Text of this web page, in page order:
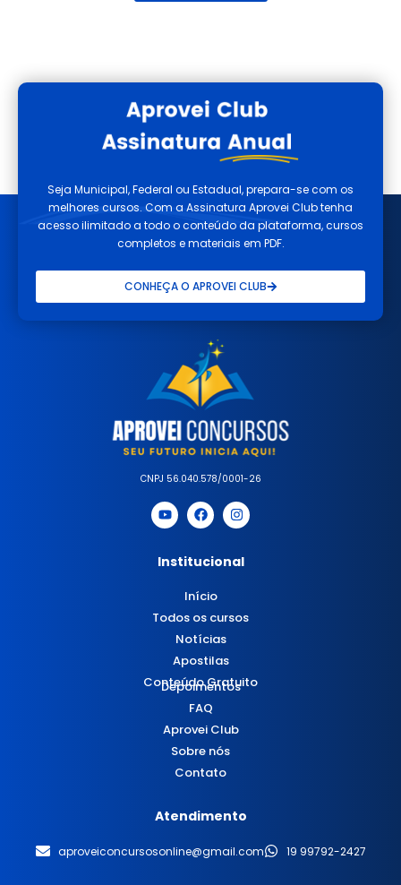
Seja Municipal, Federal ou Estadual, prepara-se com os
melhores cursos. Com a Assinatura Aprovei Club tenha
acesso ilimitado a todo o conteúdo da plataforma, cursos
completos e materiais em PDF.
CONHEÇA O APROVEI CLUB
CNPJ 56.040.578/0001-26
Institucional
Início
Todos os cursos
Notícias
Apostilas
Conteúdo Gratuito
Depoimentos
FAQ
Aprovei Club
Sobre nós
Contato
Atendimento
aproveiconcursosonline@gmail.com 19 99792-2427